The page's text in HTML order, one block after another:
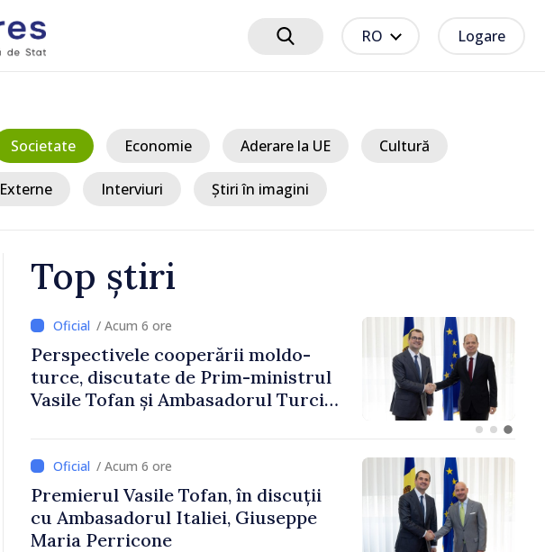
RO Logare
Societate Economie Aderare la UE Cultură
Externe Interviuri Știri în imagini
Top știri
/ Acum 6 ore
Perspectivele cooperării moldo-
turce, discutate de Prim-ministrul
Vasile Tofan și Ambasadorul Turciei,
/ Acum 6 ore
Premierul Vasile Tofan, în discuții
cu Ambasadorul Italiei, Giuseppe
Maria Perricone